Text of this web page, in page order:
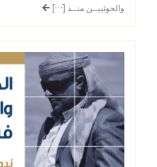
والحوثييــن منــذ […]